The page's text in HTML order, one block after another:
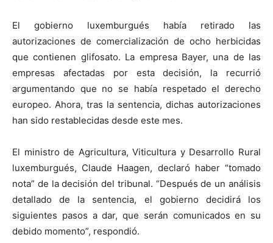
El gobierno luxemburgués había retirado las
autorizaciones de comercialización de ocho herbicidas
que contienen glifosato. La empresa Bayer, una de las
empresas afectadas por esta decisión, la recurrió
argumentando que no se había respetado el derecho
europeo. Ahora, tras la sentencia, dichas autorizaciones
han sido restablecidas desde este mes.
El ministro de Agricultura, Viticultura y Desarrollo Rural
luxemburgués, Claude Haagen, declaró haber “tomado
nota” de la decisión del tribunal. “Después de un análisis
detallado de la sentencia, el gobierno decidirá los
siguientes pasos a dar, que serán comunicados en su
debido momento”, respondió.